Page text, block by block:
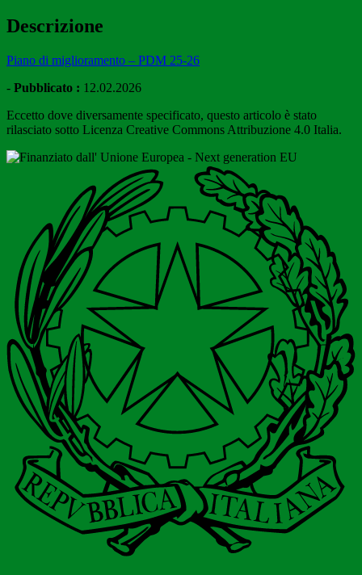
Descrizione
Piano di miglioramento – PDM 25-26
- Pubblicato : 12.02.2026
Eccetto dove diversamente specificato, questo articolo è stato
rilasciato sotto Licenza Creative Commons Attribuzione 4.0 Italia.